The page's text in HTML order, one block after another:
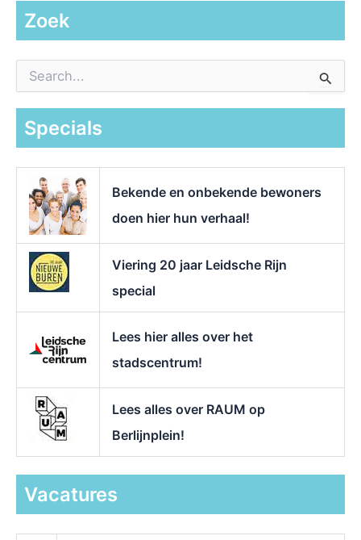
Zoek
a
Specials
Bekende en onbekende bewoners
doen hier hun verhaal!
Viering 20 jaar Leidsche Rijn
special
Lees hier alles over het
stadscentrum!
Lees alles over RAUM op
Berlijnplein!
Vacatures